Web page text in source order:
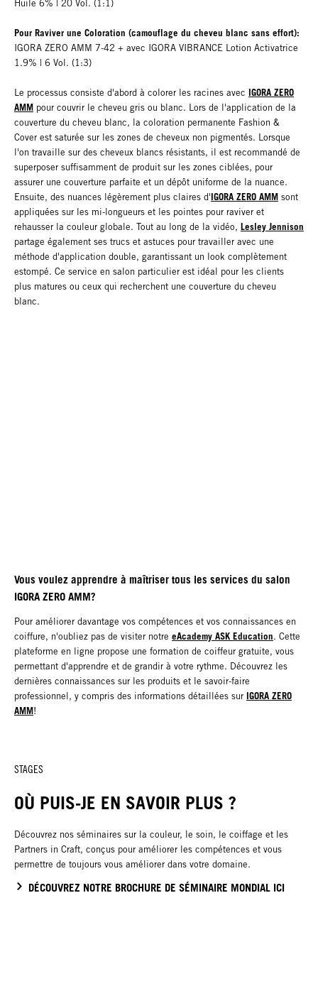
Huile 6% | 20 Vol. (1:1)
Pour Raviver une Coloration (camouflage du cheveu blanc sans effort):
IGORA ZERO AMM 7-42 + avec IGORA VIBRANCE Lotion Activatrice
1.9% | 6 Vol. (1:3)
Le processus consiste d'abord à colorer les racines avec IGORA ZERO
AMM pour couvrir le cheveu gris ou blanc. Lors de l'application de la
couverture du cheveu blanc, la coloration permanente Fashion &
Cover est saturée sur les zones de cheveux non pigmentés. Lorsque
l'on travaille sur des cheveux blancs résistants, il est recommandé de
superposer suffisamment de produit sur les zones ciblées, pour
assurer une couverture parfaite et un dépôt uniforme de la nuance.
Ensuite, des nuances légèrement plus claires d'IGORA ZERO AMM sont
appliquées sur les mi-longueurs et les pointes pour raviver et
rehausser la couleur globale. Tout au long de la vidéo, Lesley Jennison
partage également ses trucs et astuces pour travailler avec une
méthode d'application double, garantissant un look complètement
estompé. Ce service en salon particulier est idéal pour les clients
plus matures ou ceux qui recherchent une couverture du cheveu
blanc.
Vous voulez apprendre à maîtriser tous les services du salon
IGORA ZERO AMM?
Pour améliorer davantage vos compétences et vos connaissances en
coiffure, n'oubliez pas de visiter notre eAcademy ASK Education. Cette
plateforme en ligne propose une formation de coiffeur gratuite, vous
permettant d'apprendre et de grandir à votre rythme. Découvrez les
dernières connaissances sur les produits et le savoir-faire
professionnel, y compris des informations détaillées sur IGORA ZERO
AMM!
STAGES
OÙ PUIS-JE EN SAVOIR PLUS ?
Découvrez nos séminaires sur la couleur, le soin, le coiffage et les
Partners in Craft, conçus pour améliorer les compétences et vous
permettre de toujours vous améliorer dans votre domaine.
DÉCOUVREZ NOTRE BROCHURE DE SÉMINAIRE MONDIAL ICI